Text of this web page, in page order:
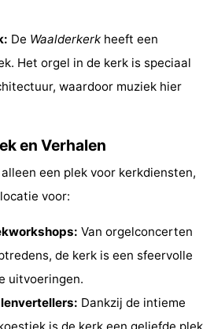
De Waalderkerk heeft een
Het orgel in de kerk is speciaal
waardoor muziek hier
en Verhalen
een plek voor kerkdiensten,
voor:
Van orgelconcerten
de kerk is een sfeervolle
uitvoeringen.
Dankzij de intieme